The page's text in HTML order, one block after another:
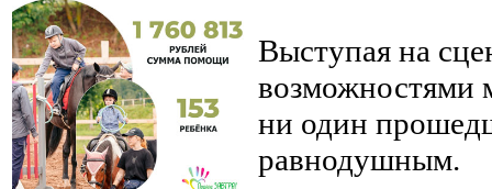
Выступая на
возможностями
ни один
равнодушным.